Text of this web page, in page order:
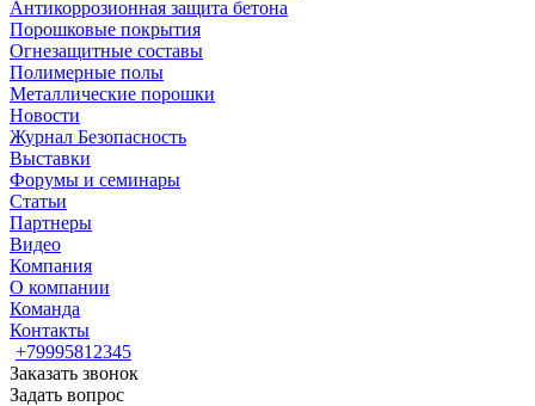
Антикоррозионная защита бетона
Порошковые покрытия
Огнезащитные составы
Полимерные полы
Металлические порошки
Новости
Журнал Безопасность
Выставки
Форумы и семинары
Статьи
Партнеры
Видео
Компания
О компании
Команда
Контакты
+79995812345
Заказать звонок
Задать вопрос